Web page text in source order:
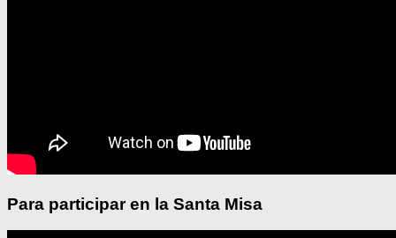
Para participar en la Santa Misa